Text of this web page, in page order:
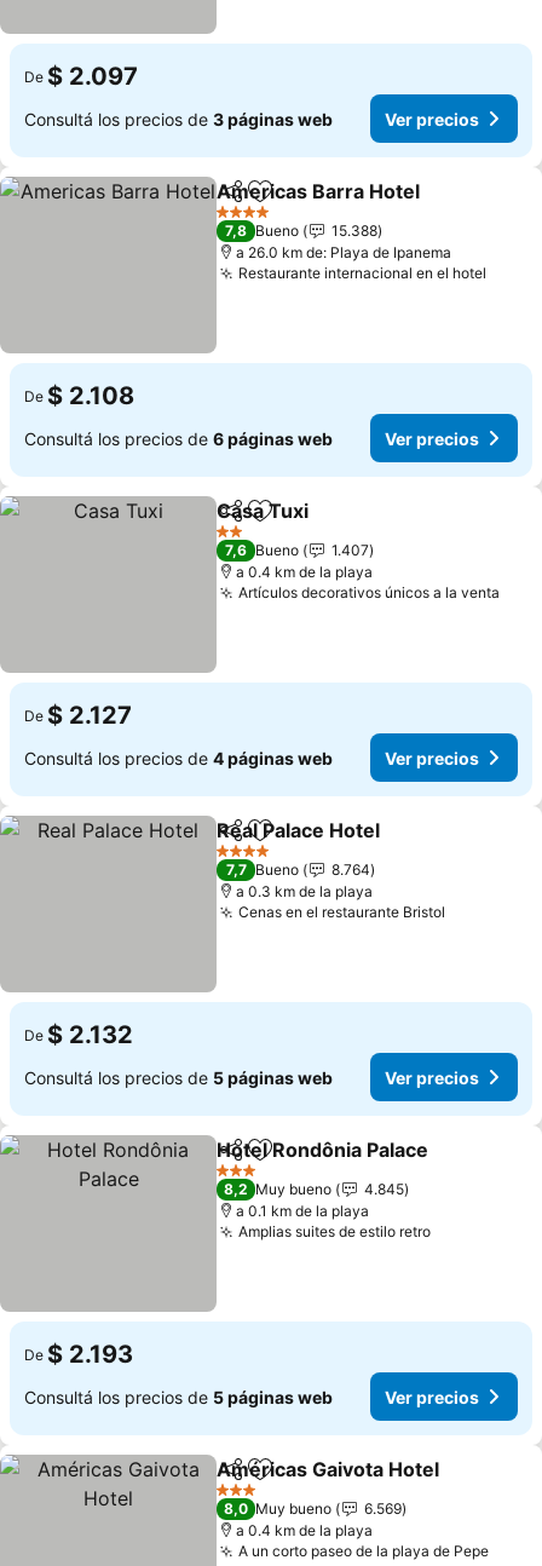
De $ 2.097
Consultá los precios de 3 páginas web Ver precios
CompartirAñadir a favoritos
Americas Barra Hotel
4 Estrellas
7,8 Bueno
15.388
a 26.0 km de: Playa de Ipanema
Restaurante internacional en el hotel
De $ 2.108
Consultá los precios de 6 páginas web Ver precios
CompartirAñadir a favoritos
Casa Tuxi
2 Estrellas
7,6 Bueno
1.407
a 0.4 km de la playa
Artículos decorativos únicos a la venta
De $ 2.127
Consultá los precios de 4 páginas web Ver precios
CompartirAñadir a favoritos
Real Palace Hotel
4 Estrellas
7,7 Bueno
8.764
a 0.3 km de la playa
Cenas en el restaurante Bristol
De $ 2.132
Consultá los precios de 5 páginas web Ver precios
CompartirAñadir a favoritos
Hotel Rondônia Palace
3 Estrellas
8,2 Muy bueno
4.845
a 0.1 km de la playa
Amplias suites de estilo retroVer precios
De $ 2.193
Consultá los precios de 5 páginas web Ver precios
CompartirAñadir a favoritos
Américas Gaivota Hotel
3 Estrellas
8,0 Muy bueno
6.569
a 0.4 km de la playa
A un corto paseo de la playa de PepeVer